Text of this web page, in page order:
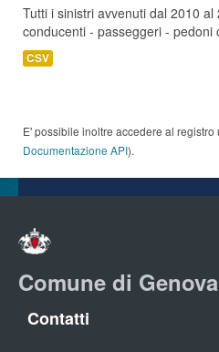
Tutti i sinistri avvenuti dal 2010
conducenti - passeggeri - pedoni
CSV
E' possibile inoltre accedere al registro
Documentazione API).
Comune di Genova
Contatti